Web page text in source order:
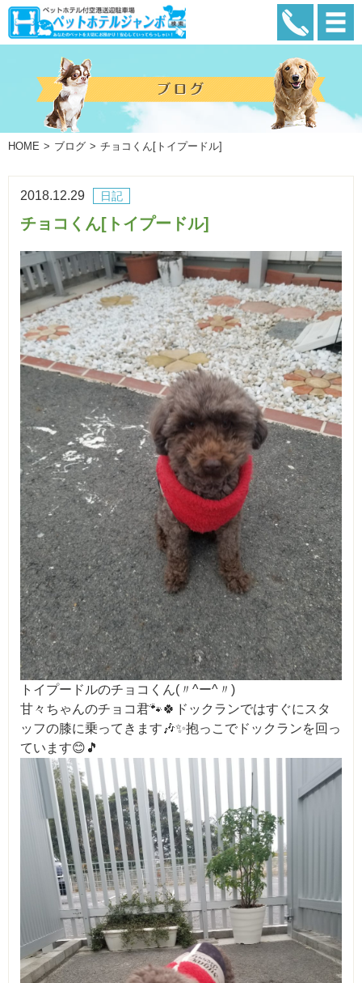
HOME ブログ チョコくん[トイプードル]
日記
2018.12.29
チョコくん[トイプードル]
トイプードルのチョコくん(〃^ー^〃)
甘々ちゃんのチョコ君🐾🍀ドックランではすぐにスタ
ッフの膝に乗ってきます🎶✨抱っこでドックランを回っ
ています😊🎵